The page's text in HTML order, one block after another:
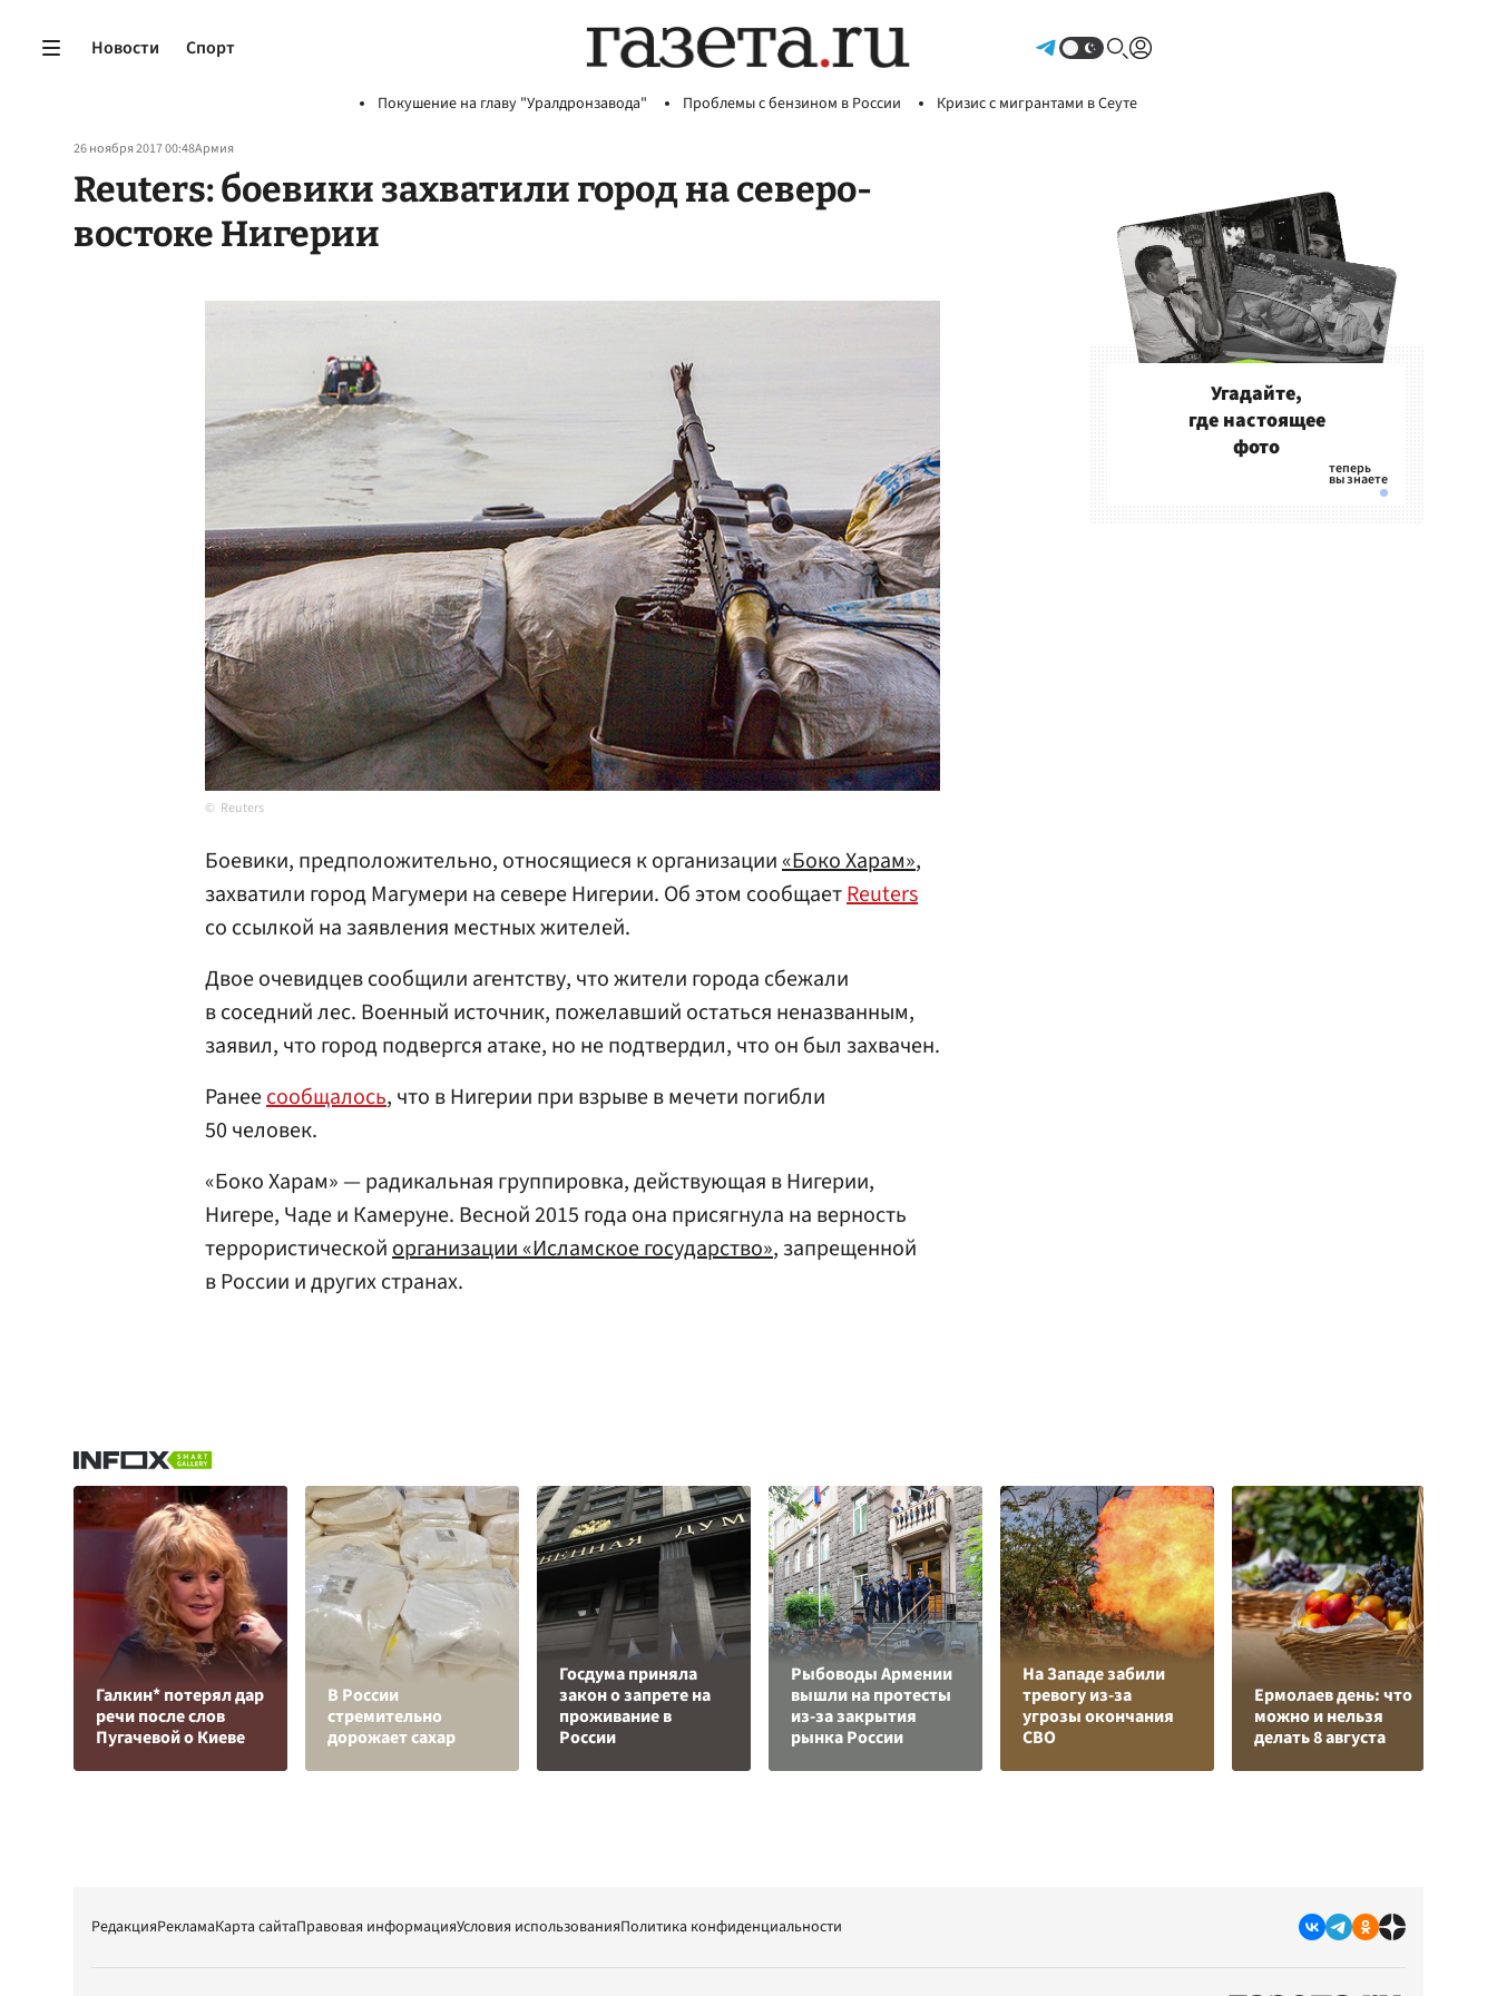
Новости Спорт
Покушение на главу "Уралдронзавода" Проблемы с бензином в России Кризис с мигрантами в Сеуте
26 ноября 2017 00:48Армия
Reuters: боевики захватили город на северо-
востоке Нигерии
Reuters
Боевики, предположительно, относящиеся к организации«Боко Харам»,
захватили город Магумери на севере Нигерии. Об этом сообщаетReuters
со ссылкой на заявления местных жителей.
Двое очевидцев сообщили агентству, что жители города сбежали
в соседний лес. Военный источник, пожелавший остаться неназванным,
заявил, что город подвергся атаке, но не подтвердил, что он был захвачен.
Ранеесообщалось, что в Нигерии при взрыве в мечети погибли
50 человек.
«Боко Харам» — радикальная группировка, действующая в Нигерии,
Нигере, Чаде и Камеруне. Весной 2015 года она присягнула на верность
террористическойорганизации «Исламское государство», запрещенной
в России и других странах.
Угадайте,
где настоящее
фото
Галкин* потерял дар
речи после слов
Пугачевой о Киеве
В России
стремительно
дорожает сахар
Госдума приняла
закон о запрете на
проживание в
России
Рыбоводы Армении
вышли на протесты
из-за закрытия
рынка России
На Западе забили
тревогу из-за
угрозы окончания
СВО
Ермолаев день: что
можно и нельзя
делать 8 августа
РедакцияРекламаКарта сайтаПравовая информацияУсловия использованияПолитика конфиденциальности